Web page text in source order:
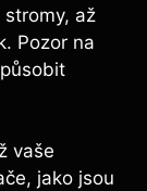
až
Pozor na
vaše
jako jsou